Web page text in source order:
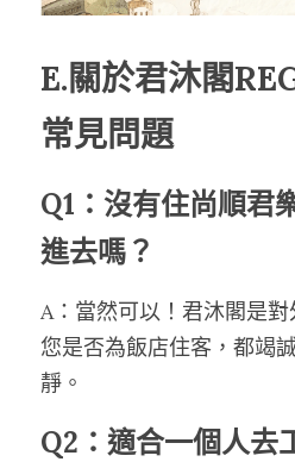
E.關於君沐閣
常見問題
Q1：沒有住尚順君
進去嗎？
A：當然可以！君沐閣是
您是否為飯店住客，都竭
靜。
Q2：適合一個人去